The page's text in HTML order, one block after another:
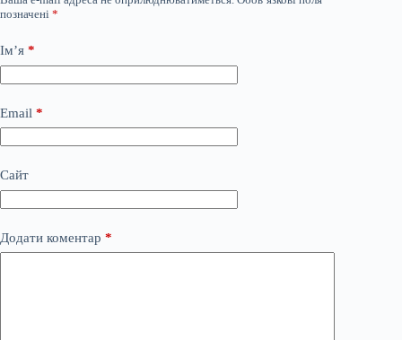
позначені *
Ім’я *
Email *
Сайт
Додати коментар *